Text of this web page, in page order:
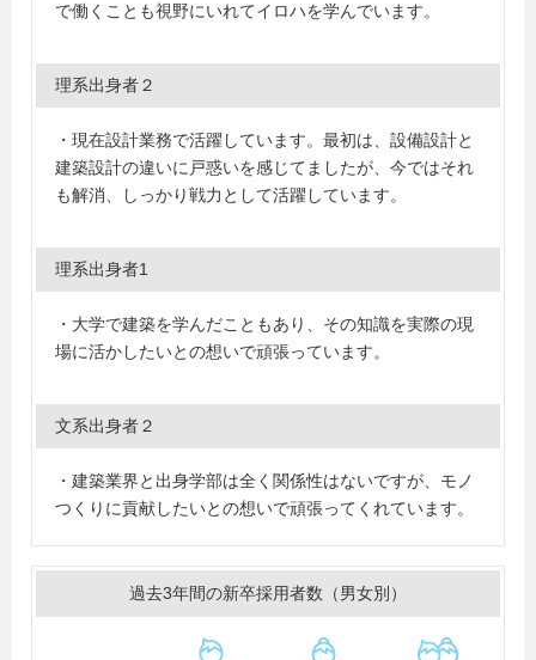
で働くことも視野にいれてイロハを学んでいます。
理系出身者２
・現在設計業務で活躍しています。最初は、設備設計と
建築設計の違いに戸惑いを感じてましたが、今ではそれ
も解消、しっかり戦力として活躍しています。
理系出身者1
・大学で建築を学んだこともあり、その知識を実際の現
場に活かしたいとの想いで頑張っています。
文系出身者２
・建築業界と出身学部は全く関係性はないですが、モノ
つくりに貢献したいとの想いで頑張ってくれています。
過去3年間の新卒採用者数（男女別）